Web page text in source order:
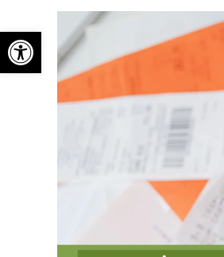
Abrir barra de